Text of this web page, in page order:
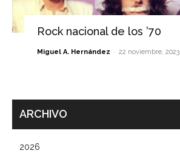
Rock nacional de los ’70
Miguel A. Hernández - 22 noviembre, 2023
ARCHIVO
2026